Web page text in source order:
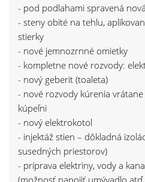
- pod podlahami spravená
- steny obité na tehlu,
stierky
- nové jemnozrnné omietky
- kompletne nové rozvody:
- nový geberit (toaleta)
- nové rozvody kúrenia
kúpeľni
- nový elektrokotol
- injektáž stien – dôkladná
susedných priestorov)
- príprava elektriny, vody a
(možnosť napojiť umývadlo